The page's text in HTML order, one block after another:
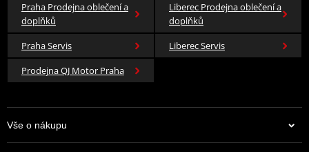
Praha Prodejna oblečení a
doplňků
Liberec Prodejna oblečení a
doplňků
Praha Servis
Liberec Servis
Prodejna QJ Motor Praha
Vše o nákupu